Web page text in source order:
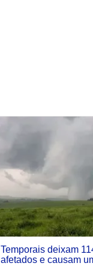
Temporais deixam
afetados e causam